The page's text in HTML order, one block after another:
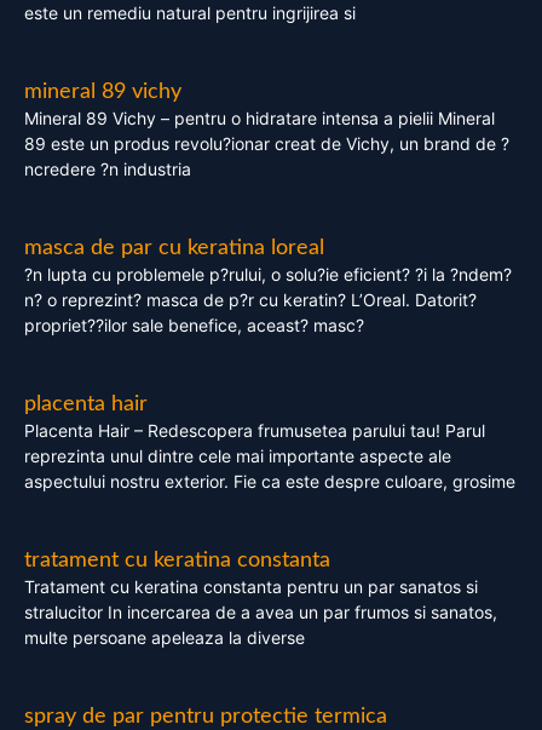
este un remediu natural pentru ingrijirea si
mineral 89 vichy
Mineral 89 Vichy – pentru o hidratare intensa a pielii Mineral
89 este un produs revolu?ionar creat de Vichy, un brand de ?
ncredere ?n industria
masca de par cu keratina loreal
?n lupta cu problemele p?rului, o solu?ie eficient? ?i la ?ndem?
n? o reprezint? masca de p?r cu keratin? L’Oreal. Datorit?
propriet??ilor sale benefice, aceast? masc?
placenta hair
Placenta Hair – Redescopera frumusetea parului tau! Parul
reprezinta unul dintre cele mai importante aspecte ale
aspectului nostru exterior. Fie ca este despre culoare, grosime
tratament cu keratina constanta
Tratament cu keratina constanta pentru un par sanatos si
stralucitor In incercarea de a avea un par frumos si sanatos,
multe persoane apeleaza la diverse
spray de par pentru protectie termica